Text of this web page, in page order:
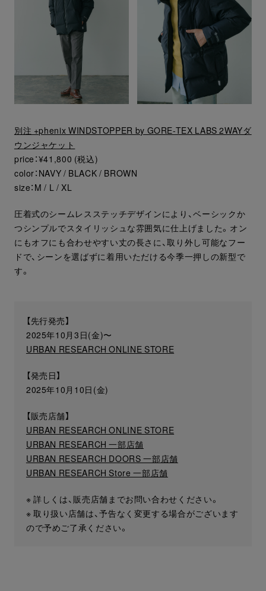
別注 +phenix WINDSTOPPER by GORE-TEX LABS 2WAYダ
ウンジャケット
price：¥41,800 (税込)
color：NAVY / BLACK / BROWN
size：M / L / XL
圧着式のシームレスステッチデザインにより、ベーシックか
つシンプルでスタイリッシュな雰囲気に仕上げました。オン
にもオフにも合わせやすい丈の長さに、取り外し可能なフー
ドで、シーンを選ばずに着用いただける今季一押しの新型で
す。
【先行発売】
2025年10月3日(金)〜
URBAN RESEARCH ONLINE STORE
【発売日】
2025年10月10日(金)
【販売店舗】
URBAN RESEARCH ONLINE STORE
URBAN RESEARCH 一部店舗
URBAN RESEARCH DOORS 一部店舗
URBAN RESEARCH Store 一部店舗
※ 詳しくは、販売店舗までお問い合わせください。
※ 取り扱い店舗は、予告なく変更する場合がございます
ので予めご了承ください。